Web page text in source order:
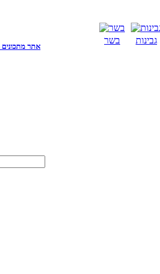
אתר מתכונים
בשר גבינות